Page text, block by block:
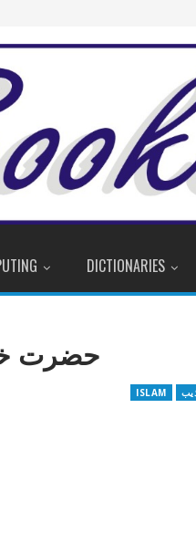
DICTIONARIES
حضرت
ISLAM